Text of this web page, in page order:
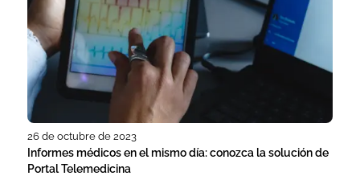
26 de octubre de 2023
Informes médicos en el mismo día: conozca la solución de
Portal Telemedicina